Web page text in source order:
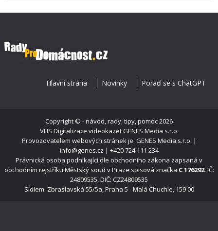
Hlavní strana Novinky Poraď se s ChatGPT
Copyright © - návod, rady, tipy, pomoc2026
VHS Digitalizace videokazetGENES Media s.r.o.
Provozovatelem webových stránek je: GENES Media s.r.o. |
info@genes.cz | +420 724 111 234
Právnická osoba podnikající dle obchodního zákona zapsaná v
obchodním rejstříku Městský soud v Praze spisová značka C 176292. IČ:
24809535, DIČ: CZ24809535
Sídlem: Zbraslavská 55/5a, Praha 5 - Malá Chuchle, 159 00